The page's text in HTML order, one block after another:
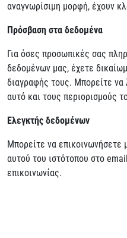
αναγνωρίσιμη μορφή, έχουν
Πρόσβαση στα δεδομένα
Για όσες προσωπικές σας
δεδομένων μας, έχετε
διαγραφής τους. Μπορείτε να
αυτό και τους περιορισμούς
Ελεγκτής δεδομένων
Μπορείτε να επικοινωνήσετε
αυτού του ιστότοπου στο
επικοινωνίας.